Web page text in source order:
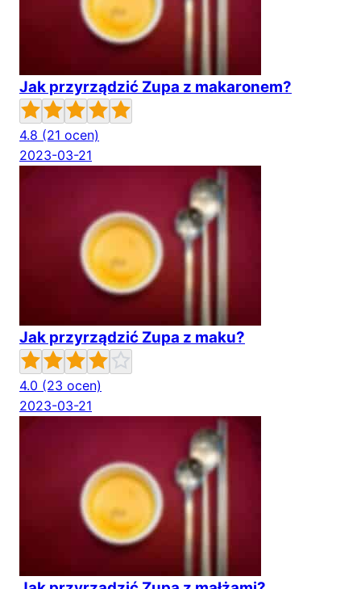
Jak przyrządzić Zupa z makaronem?
4.8 (21 ocen)
2023-03-21
Jak przyrządzić Zupa z maku?
4.0 (23 ocen)
2023-03-21